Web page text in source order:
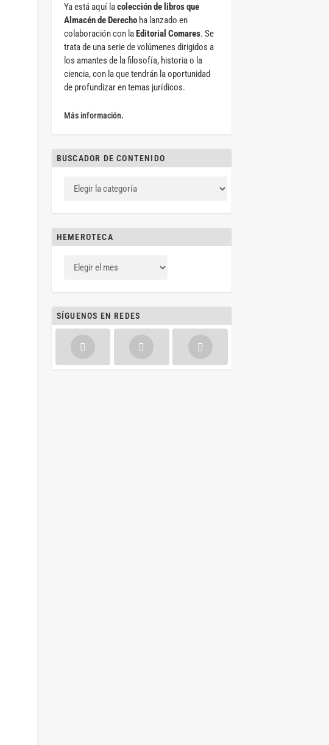
Ya está aquí lacolección de libros que
Almacén de Derechoha lanzado en
colaboración con laEditorial Comares. Se
trata de una serie de volúmenes dirigidos a
los amantes de la filosofía, historia o la
ciencia, con la que tendrán la oportunidad
de profundizar en temas jurídicos.
Más información.
BUSCADOR DE CONTENIDO
HEMEROTECA
SÍGUENOS EN REDES